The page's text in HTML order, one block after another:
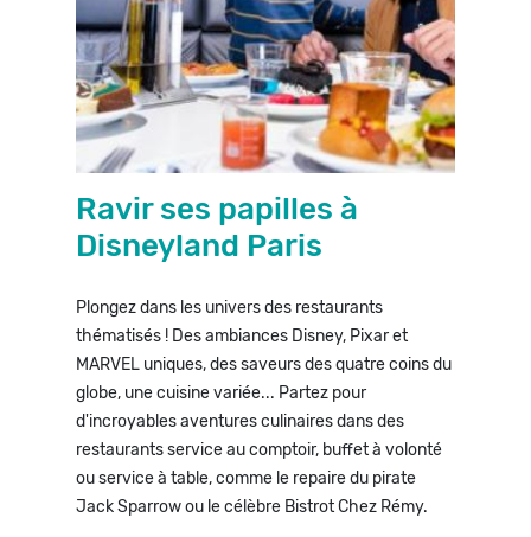
Ravir ses papilles à
Disneyland Paris
Plongez dans les univers des restaurants
thématisés ! Des ambiances Disney, Pixar et
MARVEL uniques, des saveurs des quatre coins du
globe, une cuisine variée... Partez pour
d'incroyables aventures culinaires dans des
restaurants service au comptoir, buffet à volonté
ou service à table, comme le repaire du pirate
Jack Sparrow ou le célèbre Bistrot Chez Rémy.